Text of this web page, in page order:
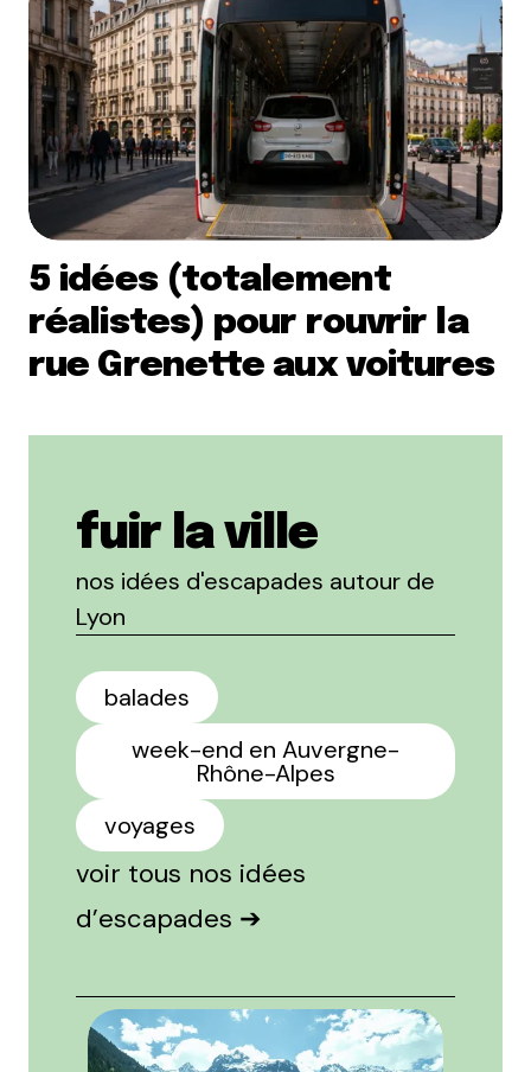
5 idées (totalement
réalistes) pour rouvrir la
rue Grenette aux voitures
fuir la ville
nos idées d'escapades autour de
Lyon
balades
week-end en Auvergne-
Rhône-Alpes
voyages
voir tous nos idées
d’escapades ➔